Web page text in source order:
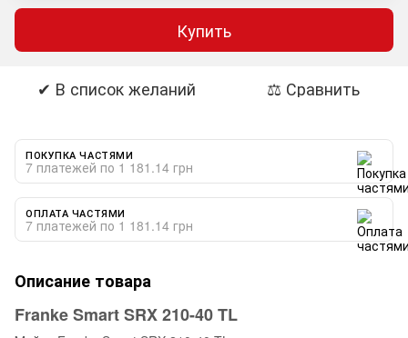
Купить
✔ В список желаний ⚖ Сравнить
ПОКУПКА ЧАСТЯМИ
7 платежей по 1 181.14 грн
ОПЛАТА ЧАСТЯМИ
7 платежей по 1 181.14 грн
Описание товара
FrankeSmart SRX 210-40 TL